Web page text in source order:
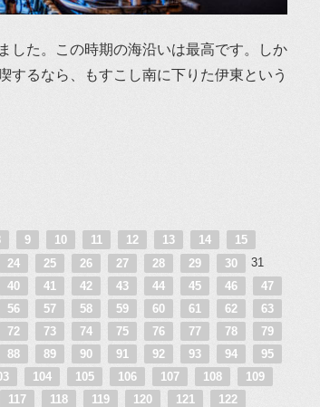
した。この時期の海沿いは最高です。しか
するなら、もすこし南に下りた伊東という
9 10 11 12 13 14
15
24 25 26 27 28 29 30
31
40 41 42 43 44 45 46
47
56 57 58 59 60 61 62
63
72 73 74 75 76 77 78
79
88 89 90 91 92 93 94
95
104 105 106 107 108
109
117 118 119 120 121
122